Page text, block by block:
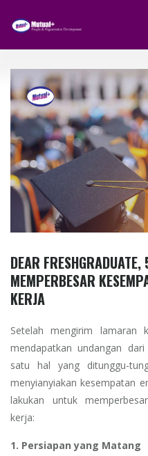
TIPS & KARIR
DEAR
MEMPERBESAR
KERJA
Setelah mengirim lamaran
mendapatkan undangan
satu hal yang ditunggu-
menyianyiakan kesempatan
lakukan untuk
kerja:
1. Persiapan yang Matang